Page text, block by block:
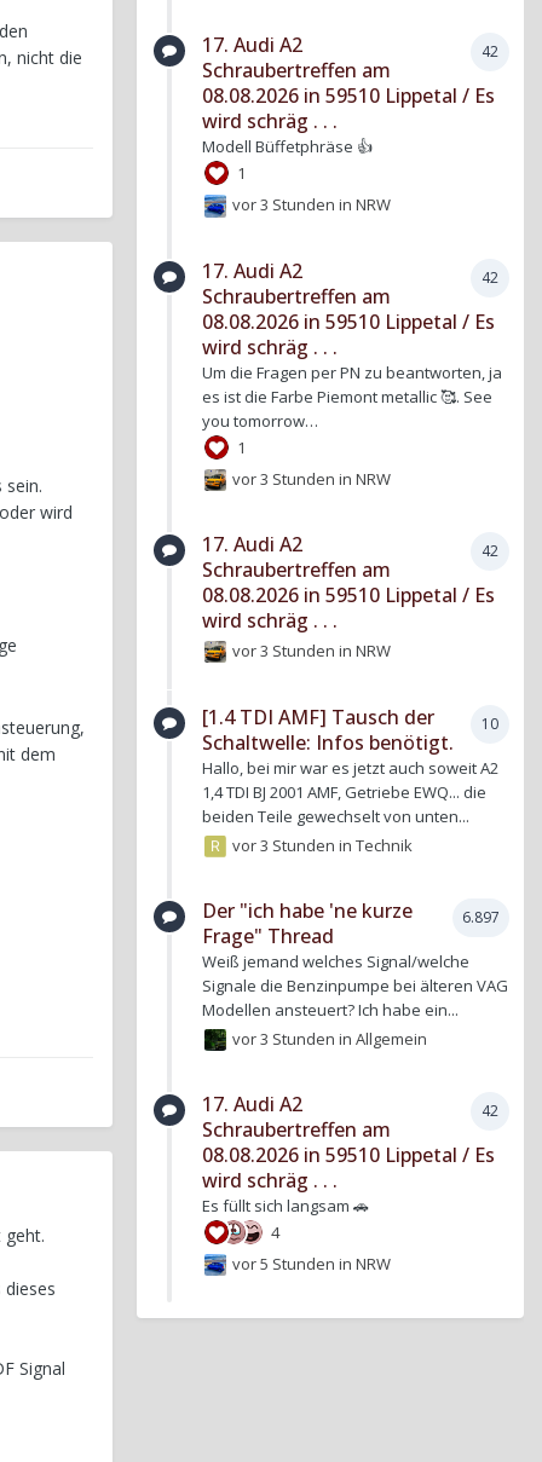
nicht die
sein.
wird
dem
geht.
Signal
42
17. Audi A2
Schraubertreffen am
08.08.2026 in 59510 Lippetal / Es
wird schräg . . .
Modell Büffetphräse 👍
1
vor 3 Stunden inNRW
42
17. Audi A2
Schraubertreffen am
08.08.2026 in 59510 Lippetal / Es
wird schräg . . .
Um die Fragen per PN zu beantworten, ja
es ist die Farbe Piemont metallic 🥰. See
you tomorrow…
1
vor 3 Stunden inNRW
42
17. Audi A2
Schraubertreffen am
08.08.2026 in 59510 Lippetal / Es
wird schräg . . .
vor 3 Stunden inNRW
10
[1.4 TDI AMF] Tausch der
Schaltwelle: Infos benötigt.
Hallo, bei mir war es jetzt auch soweit A2
1,4 TDI BJ 2001 AMF, Getriebe EWQ... die
beiden Teile gewechselt von unten...
vor 3 Stunden inTechnik
6.897
Der "ich habe 'ne kurze
Frage" Thread
Weiß jemand welches Signal/welche
Signale die Benzinpumpe bei älteren VAG
Modellen ansteuert? Ich habe ein...
vor 3 Stunden inAllgemein
42
17. Audi A2
Schraubertreffen am
08.08.2026 in 59510 Lippetal / Es
wird schräg . . .
Es füllt sich langsam 🚗
4
vor 5 Stunden inNRW